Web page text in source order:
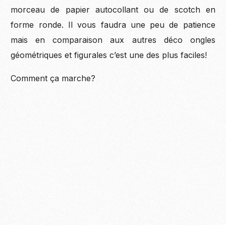
morceau de papier autocollant ou de scotch en
forme ronde. Il vous faudra une peu de patience
mais en comparaison aux autres déco ongles
géométriques et figurales c’est une des plus faciles!
Comment ça marche?